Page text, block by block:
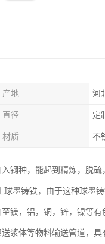
产地 河
直径 定
材质 不
钢种，能起到精炼，脱
墨铸铁，由于这种球墨
镁，铝，铜，锌，镍等
浆体等物料输送管道，